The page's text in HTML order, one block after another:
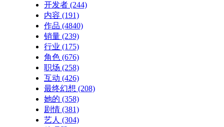
开发者 (244)
内容 (191)
作品 (4840)
销量 (239)
行业 (175)
角色 (676)
职场 (258)
互动 (426)
最终幻想 (208)
她的 (358)
剧情 (381)
艺人 (304)